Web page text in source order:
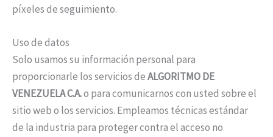
píxeles de seguimiento.
Uso de datos
Solo usamos su información personal para
proporcionarle los servicios deALGORITMO DE
VENEZUELA C.A.o para comunicarnos con usted sobre el
sitio web o los servicios. Empleamos técnicas estándar
de la industria para proteger contra el acceso no